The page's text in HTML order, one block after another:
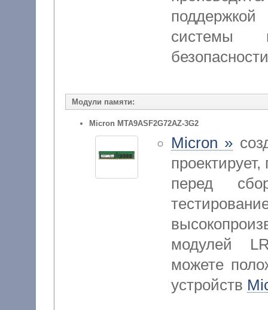
системы
Модули памяти:
Micron MTA9ASF2G72AZ-3G2
Micron »
перед
модулей
можете
устройств